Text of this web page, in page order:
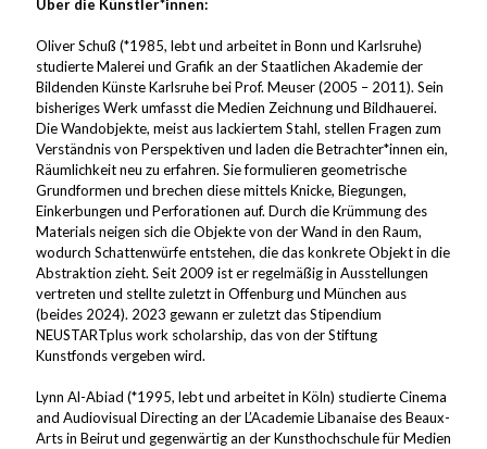
Über die Künstler*innen:
Oliver Schuß (*1985, lebt und arbeitet in Bonn und Karlsruhe)
studierte Malerei und Grafik an der Staatlichen Akademie der
Bildenden Künste Karlsruhe bei Prof. Meuser (2005 – 2011). Sein
bisheriges Werk umfasst die Medien Zeichnung und Bildhauerei.
Die Wandobjekte, meist aus lackiertem Stahl, stellen Fragen zum
Verständnis von Perspektiven und laden die Betrachter*innen ein,
Räumlichkeit neu zu erfahren. Sie formulieren geometrische
Grundformen und brechen diese mittels Knicke, Biegungen,
Einkerbungen und Perforationen auf. Durch die Krümmung des
Materials neigen sich die Objekte von der Wand in den Raum,
wodurch Schattenwürfe entstehen, die das konkrete Objekt in die
Abstraktion zieht. Seit 2009 ist er regelmäßig in Ausstellungen
vertreten und stellte zuletzt in Offenburg und München aus
(beides 2024). 2023 gewann er zuletzt das Stipendium
NEUSTARTplus work scholarship, das von der Stiftung
Kunstfonds vergeben wird.
Lynn Al-Abiad (*1995, lebt und arbeitet in Köln) studierte Cinema
and Audiovisual Directing an der L’Academie Libanaise des Beaux-
Arts in Beirut und gegenwärtig an der Kunsthochschule für Medien